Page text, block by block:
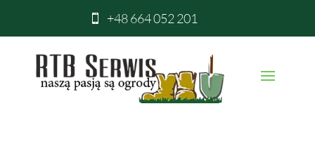
 +48 664 052 201